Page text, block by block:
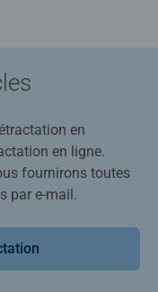
en
en ligne.
fournirons toutes
par e-mail.